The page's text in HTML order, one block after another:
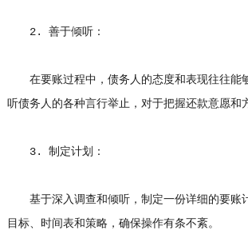
2. 善于倾听：
在要账过程中，债务人的态度和表现往往能
听债务人的各种言行举止，对于把握还款意愿和
3. 制定计划：
基于深入调查和倾听，制定一份详细的要账
目标、时间表和策略，确保操作有条不紊。